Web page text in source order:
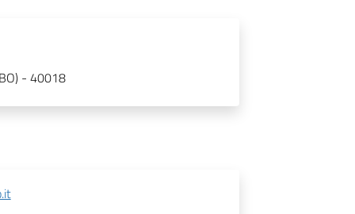
- 40018